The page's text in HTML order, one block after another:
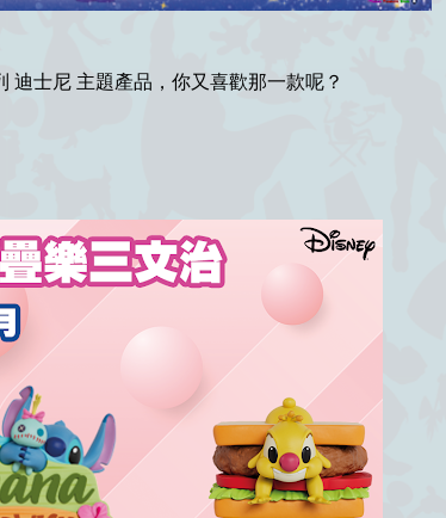
迪士尼 主題產品，你又喜歡那一款呢？